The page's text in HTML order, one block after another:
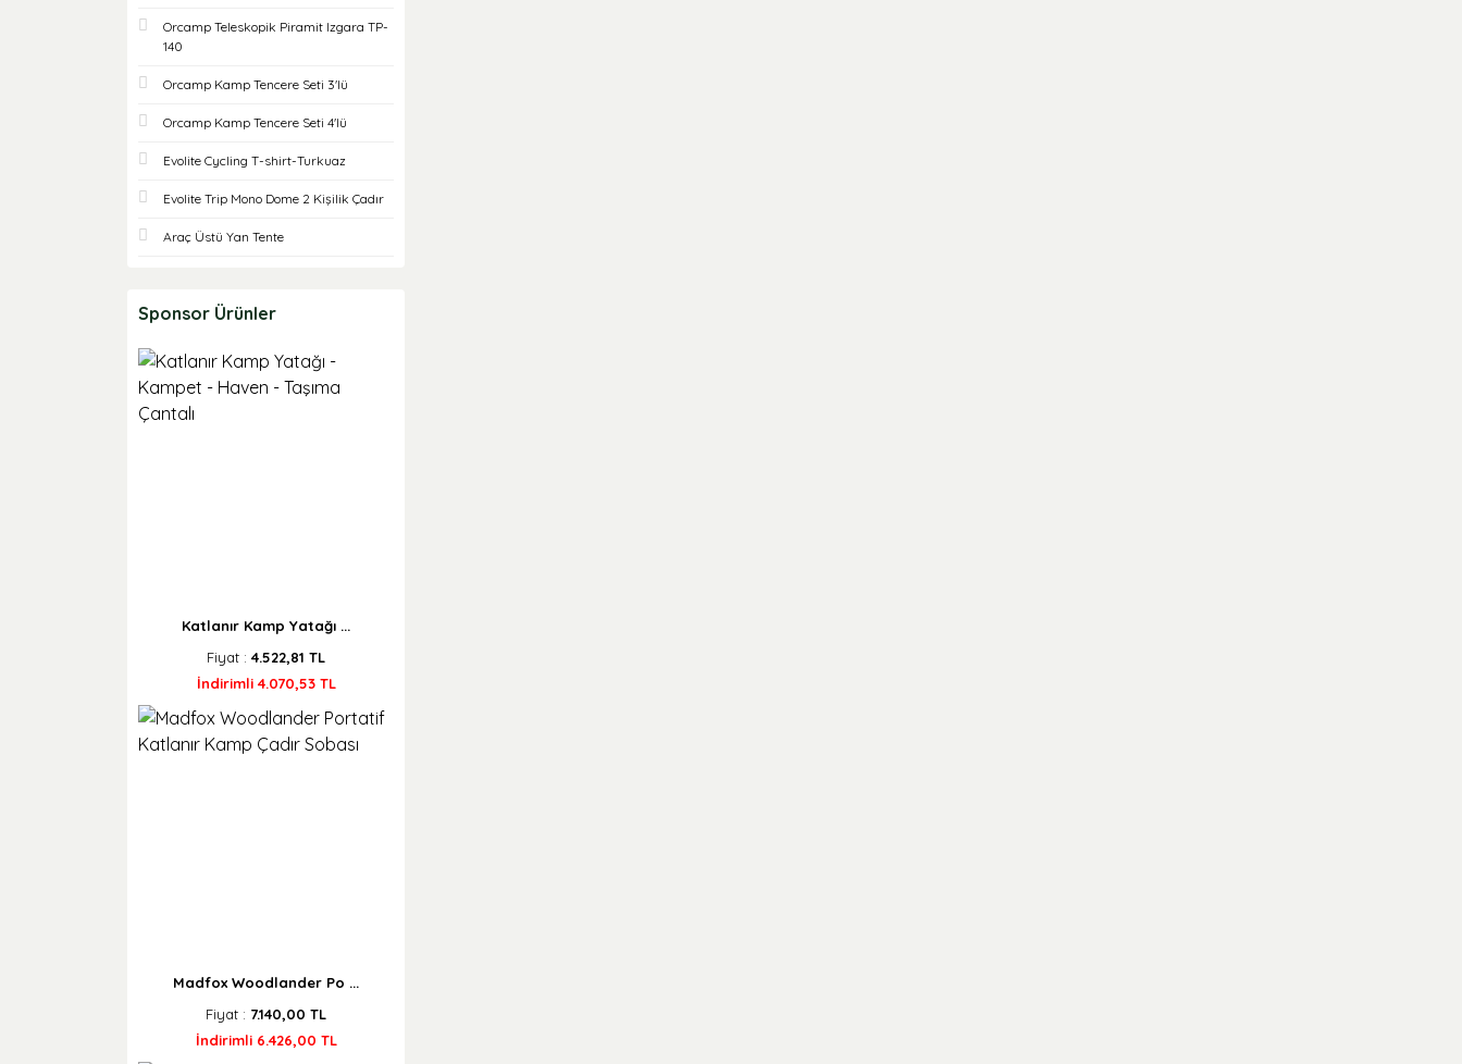
Orcamp Teleskopik Piramit Izgara TP-
140
Orcamp Kamp Tencere Seti 3'lü
Orcamp Kamp Tencere Seti 4'lü
Evolite Cycling T-shirt-Turkuaz
Evolite Trip Mono Dome 2 Kişilik Çadır
Araç Üstü Yan Tente
Sponsor Ürünler
Katlanır Kamp Yatağı ...
Fiyat : 4.522,81 TL
İndirimli 4.070,53 TL
Madfox Woodlander Po ...
Fiyat : 7.140,00 TL
İndirimli 6.426,00 TL